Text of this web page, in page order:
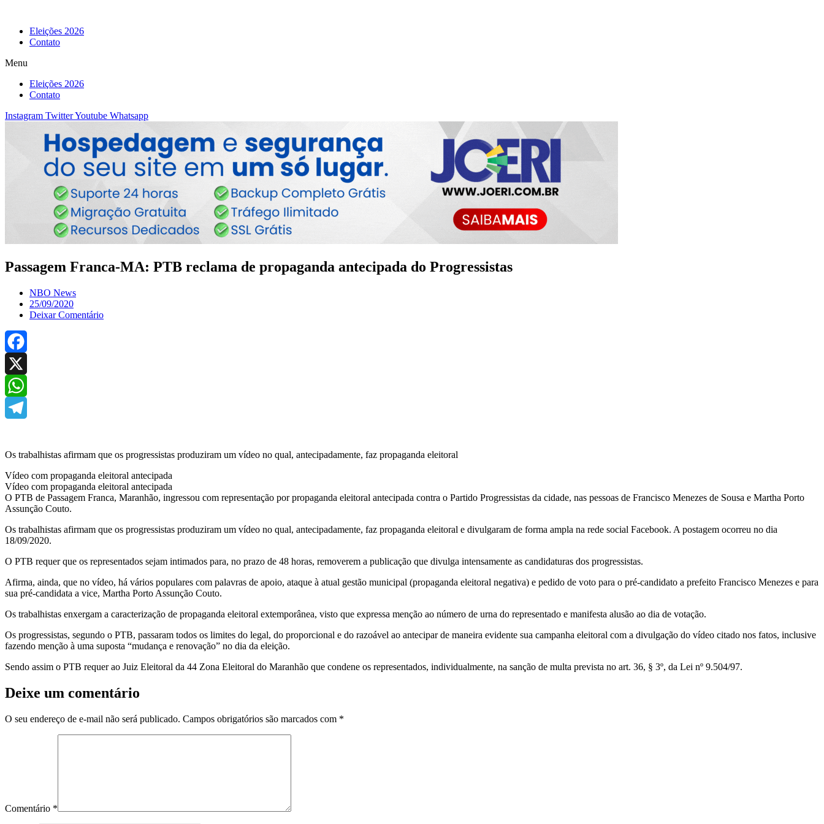
Eleições 2026
Contato
Menu
Eleições 2026
Contato
Instagram TwitterYoutube Whatsapp
Passagem Franca-MA: PTB reclama de propaganda antecipada do Progressistas
NBO News
25/09/2020
Deixar Comentário
Facebook
X
WhatsApp
Os trabalhistas afirmam que os progressistas produziram um vídeo no qual, antecipadamente, faz propaganda eleitoral
Vídeo com propaganda eleitoral antecipada
Vídeo com propaganda eleitoral antecipada
O PTB de Passagem Franca, Maranhão, ingressou com representação por propaganda eleitoral antecipada contra o Partido Progressistas da cidade, nas pessoas de Francisco Menezes de Sousa e Martha Porto
Assunção Couto.
Os trabalhistas afirmam que os progressistas produziram um vídeo no qual, antecipadamente, faz propaganda eleitoral e divulgaram de forma ampla na rede social Facebook. A postagem ocorreu no dia
18/09/2020.
O PTB requer que os representados sejam intimados para, no prazo de 48 horas, removerem a publicação que divulga intensamente as candidaturas dos progressistas.
Afirma, ainda, que no vídeo, há vários populares com palavras de apoio, ataque à atual gestão municipal (propaganda eleitoral negativa) e pedido de voto para o pré-candidato a prefeito Francisco Menezes e para
sua pré-candidata a vice, Martha Porto Assunção Couto.
Os trabalhistas enxergam a caracterização de propaganda eleitoral extemporânea, visto que expressa menção ao número de urna do representado e manifesta alusão ao dia de votação.
Os progressistas, segundo o PTB, passaram todos os limites do legal, do proporcional e do razoável ao antecipar de maneira evidente sua campanha eleitoral com a divulgação do vídeo citado nos fatos, inclusive
fazendo menção à uma suposta “mudança e renovação” no dia da eleição.
Sendo assim o PTB requer ao Juiz Eleitoral da 44 Zona Eleitoral do Maranhão que condene os representados, individualmente, na sanção de multa prevista no art. 36, § 3º, da Lei nº 9.504/97.
Deixe um comentário
O seu endereço de e-mail não será publicado. Campos obrigatórios são marcados com *
Comentário *